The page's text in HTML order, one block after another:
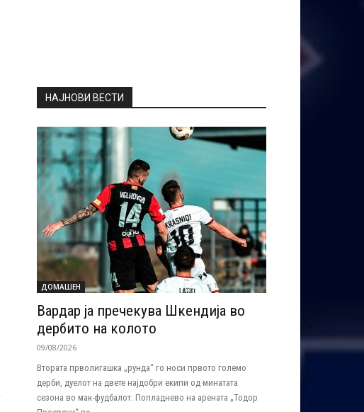
НАЈНОВИ ВЕСТИ
ДОМАШЕН
Вардар ја пречекува Шкендија во
дербито на колото
09/08/2026
Втората прволигашка „рунда“ го носи првото големо
дерби, дуелот на двете најдобри екипи од минатата
сезона во мак-фудбалот. Попладнево на арената „Тодор